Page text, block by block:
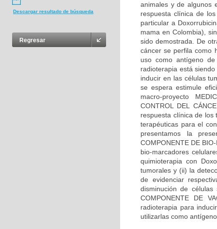
Descargar resultado de búsqueda
Regresar
animales y de algunos
respuesta clínica de
particular a
mama en Colombia),
sido demostrada. De
cáncer se perfila como
uso como antígeno
radioterapia está
inducir en las células
se espera estimule
macro-proyecto
CONTROL DEL
respuesta clínica de los
terapéuticas para el
presentamos la
COMPONENTE DE
bio-marcadores
quimioterapia con
tumorales y (ii) la
de evidenciar
disminución de
COMPONENTE DE
radioterapia para
utilizarlas como